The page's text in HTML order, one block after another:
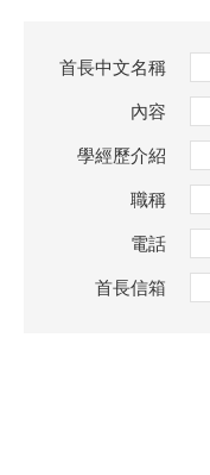
首長中文名稱
內容
學經歷介紹
職稱
電話
首長信箱